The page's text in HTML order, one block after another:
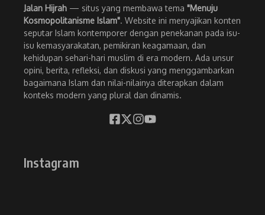
Jalan Hijrah — situs yang membawa tema "Menuju
Kosmopolitanisme Islam". Website ini menyajikan konten
seputar Islam kontemporer dengan penekanan pada isu-
isu kemasyarakatan, pemikiran keagamaan, dan
kehidupan sehari-hari muslim di era modern. Ada unsur
opini, berita, refleksi, dan diskusi yang menggambarkan
bagaimana Islam dan nilai-nilainya diterapkan dalam
konteks modern yang plural dan dinamis.
Instagram